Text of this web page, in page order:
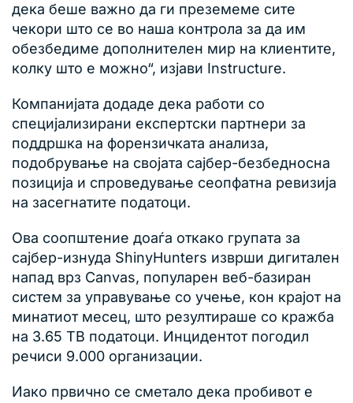
дека беше важно да ги преземеме сите
чекори што се во наша контрола за да им
обезбедиме дополнителен мир на клиентите,
колку што е можно“, изјави Instructure.
Компанијата додаде дека работи со
специјализирани експертски партнери за
поддршка на форензичката анализа,
подобрување на својата сајбер-безбедносна
позиција и спроведување сеопфатна ревизија
на засегнатите податоци.
Ова соопштение доаѓа откако групата за
сајбер-изнуда ShinyHunters изврши дигитален
напад врз Canvas, популарен веб-базиран
систем за управување со учење, кон крајот на
минатиот месец, што резултираше со кражба
на 3.65 TB податоци. Инцидентот погодил
речиси 9.000 организации.
Иако првично се сметало дека пробивот е